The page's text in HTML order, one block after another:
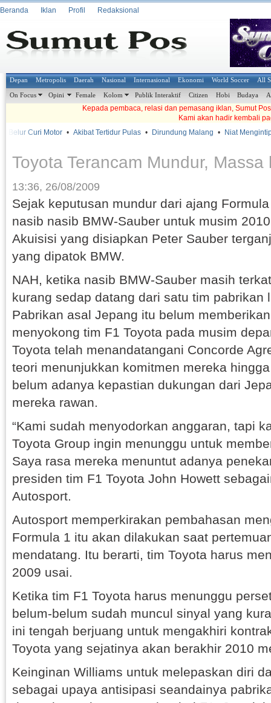
Beranda Iklan Profil Redaksional
Depan Metropolis Daerah Nasional Internasional Ekonomi World Soccer All
On Focus Opini Female Kolom Publik Interaktif Citizen Hobi Budaya
Kepada pembaca, relasi dan pemasang iklan, Sumut
Kami akan hadir kembali
Curi Motor • Akibat Tertidur Pulas • Dirundung Malang • Niat Mengintip,
Toyota Terancam Mundur, Massa
13:36, 26/08/2009
Sejak keputusan mundur dari ajang
nasib nasib BMW-Sauber untuk musim
Akuisisi yang disiapkan Peter Sauber
yang dipatok BMW.
NAH, ketika nasib BMW-Sauber masih
kurang sedap datang dari satu tim pabrikan
Pabrikan asal Jepang itu belum
menyokong tim F1 Toyota pada musim
Toyota telah menandatangani Concorde
teori menunjukkan komitmen mereka
belum adanya kepastian dukungan dari
mereka rawan.
“Kami sudah menyodorkan anggaran, tapi
Toyota Group ingin menunggu untuk
Saya rasa mereka menuntut adanya
presiden tim F1 Toyota John Howett
Autosport.
Autosport memperkirakan pembahasan
Formula 1 itu akan dilakukan saat
mendatang. Itu berarti, tim Toyota harus
2009 usai.
Ketika tim F1 Toyota harus menunggu
belum-belum sudah muncul sinyal yang
ini tengah berjuang untuk mengakhiri
Toyota yang sejatinya akan berakhir 2010
Keinginan Williams untuk melepaskan diri
sebagai upaya antisipasi seandainya